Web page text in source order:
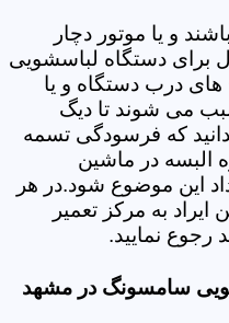
و یا موتور دچار
برای دستگاه لباسشویی
درب دستگاه و یا
می شوند تا دیگ
که فرسودگی تسمه
البسه در ماشین
این موضوع شود.در هر
به مرکز تعمیر
نمایید.
سامسونگ در مشهد